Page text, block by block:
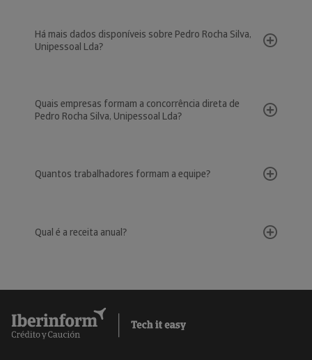
Há mais dados disponíveis sobre Pedro Rocha Silva,
Unipessoal Lda?
Quais empresas formam a concorrência direta de
Pedro Rocha Silva, Unipessoal Lda?
Quantos trabalhadores formam a equipe?
Qual é a receita anual?